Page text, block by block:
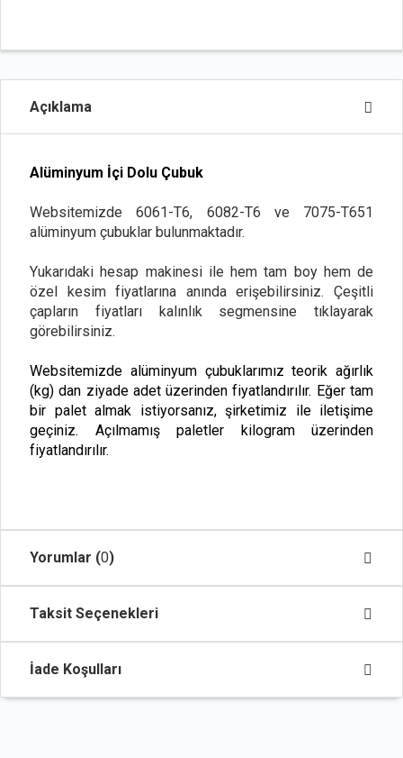
Açıklama
Alüminyum İçi Dolu Çubuk
Websitemizde 6061-T6, 6082-T6 ve 7075-T651
alüminyum çubuklar bulunmaktadır.
Yukarıdaki hesap makinesi ile hem tam boy hem de
özel kesim fiyatlarına anında erişebilirsiniz. Çeşitli
çapların fiyatları kalınlık segmensine tıklayarak
görebilirsiniz.
Websitemizde alüminyum çubuklarımız teorik ağırlık
(kg) dan ziyade adet üzerinden fiyatlandırılır. Eğer tam
bir palet almak istiyorsanız, şirketimiz ile iletişime
geçiniz. Açılmamış paletler kilogram üzerinden
fiyatlandırılır.
Yorumlar (0)
Taksit Seçenekleri
İade Koşulları